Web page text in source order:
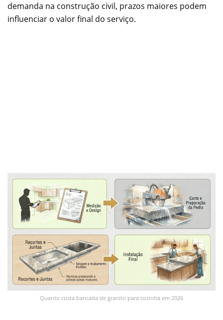
demanda na construção civil, prazos maiores podem
influenciar o valor final do serviço.
Quanto custa bancada de granito para cozinha em 2026